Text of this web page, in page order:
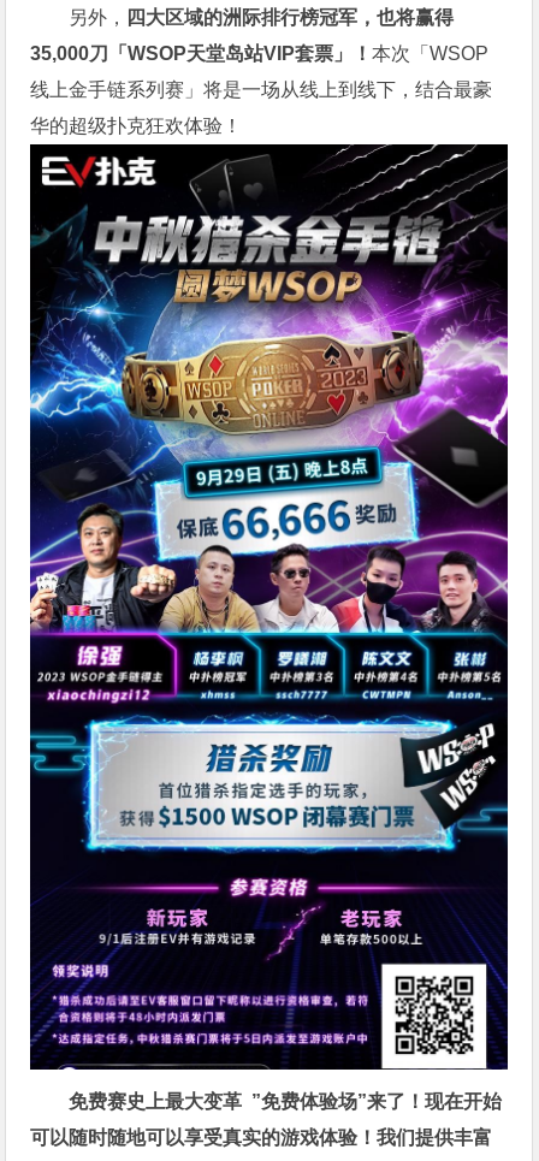
另外， 四大区域的洲际排行榜冠军，也将赢得
35,000刀「WSOP天堂岛站VIP套票」！本次「WSOP
线上金手链系列赛」将是一场从线上到线下，结合最豪
华的超级扑克狂欢体验！
免费赛史上最大变革 ”免费体验场”来了！现在开始
可以随时随地可以享受真实的游戏体验！我们提供丰富